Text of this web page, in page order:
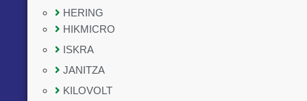
HERING
HIKMICRO
ISKRA
JANITZA
KILOVOLT